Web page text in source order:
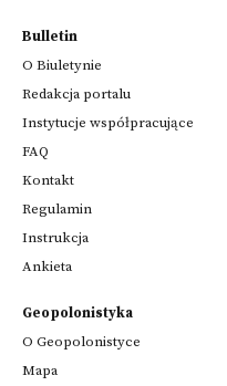
Bulletin
O Biuletynie
Redakcja portalu
Instytucje współpracujące
FAQ
Kontakt
Regulamin
Instrukcja
Ankieta
Geopolonistyka
O Geopolonistyce
Mapa